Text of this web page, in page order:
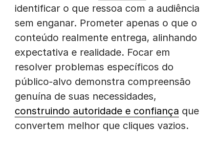
identificar o que ressoa com a audiência
sem enganar. Prometer apenas o que o
conteúdo realmente entrega, alinhando
expectativa e realidade. Focar em
resolver problemas específicos do
público-alvo demonstra compreensão
genuína de suas necessidades,
construindo autoridade e confiança que
convertem melhor que cliques vazios.